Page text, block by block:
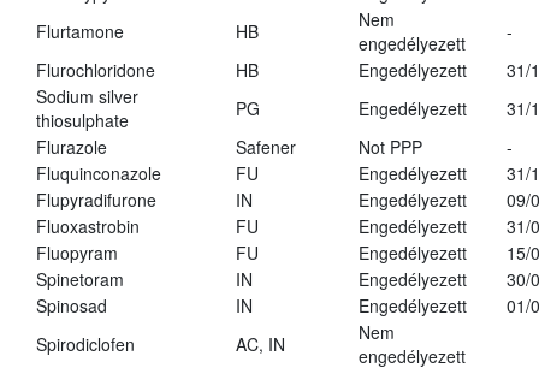
Flurtamone
HB
Nem
engedélyezett
-
Flurochloridone
HB Engedélyezett
31/
Sodium silver
thiosulphate
PG Engedélyezett
31/
Flurazole
Safener Not PPP
-
Fluquinconazole
FU Engedélyezett
31/
Flupyradifurone
IN Engedélyezett
09/
Fluoxastrobin
FU Engedélyezett
31/
Fluopyram
FU Engedélyezett
15/
Spinetoram
IN Engedélyezett
30/
Spinosad
IN Engedélyezett
01/
Spirodiclofen
AC, IN
Nem
engedélyezett